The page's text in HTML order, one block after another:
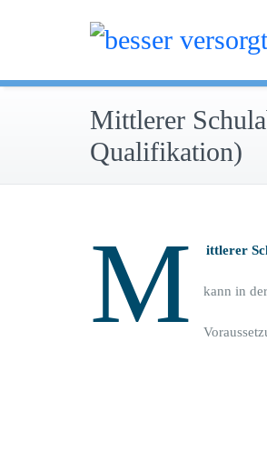
Mittlerer
Qualifikation)
M ittlerer
kann in der